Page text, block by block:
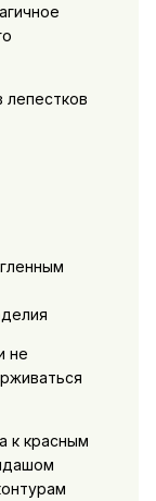
лепестков
не
к красным